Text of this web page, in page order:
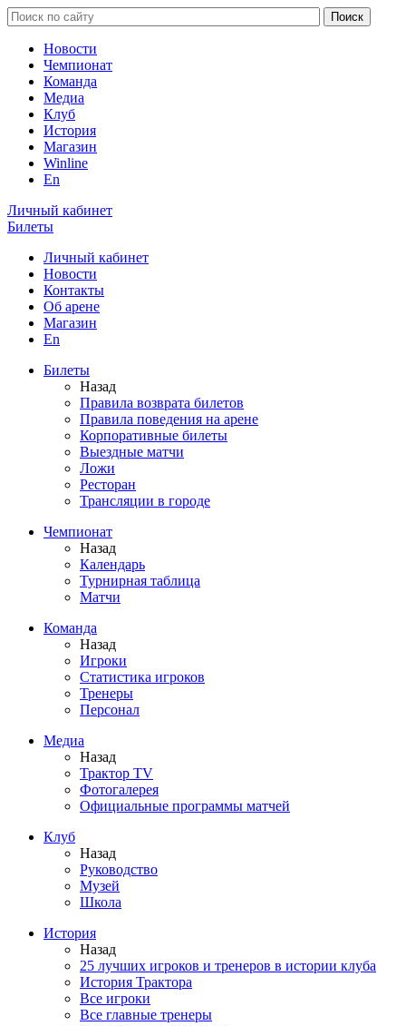
Новости
Чемпионат
Команда
Медиа
Клуб
История
Магазин
Winline
En
Личный кабинет
Билеты
Личный кабинет
Новости
Контакты
Об арене
Магазин
En
Билеты
Назад
Правила возврата билетов
Правила поведения на арене
Корпоративные билеты
Выездные матчи
Ложи
Ресторан
Трансляции в городе
Чемпионат
Назад
Календарь
Турнирная таблица
Матчи
Команда
Назад
Игроки
Статистика игроков
Тренеры
Персонал
Медиа
Назад
Трактор TV
Фотогалерея
Официальные программы матчей
Клуб
Назад
Руководство
Музей
Школа
История
Назад
25 лучших игроков и тренеров в истории клуба
История Трактора
Все игроки
Все главные тренеры